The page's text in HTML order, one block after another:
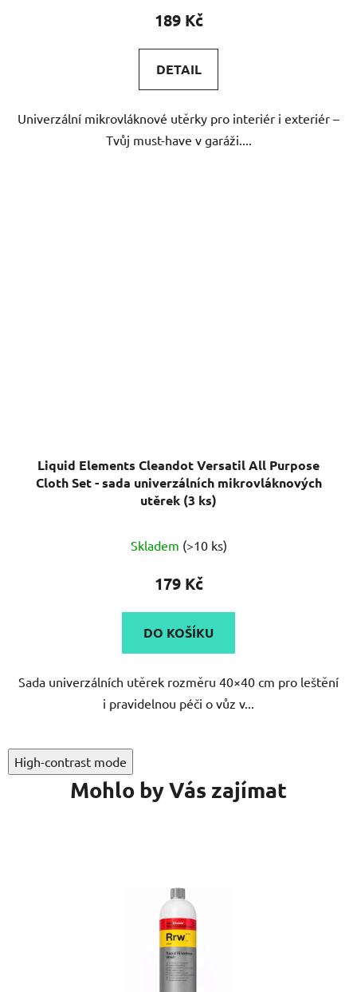
produktu
5,0
z
hvězdiček.
189 Kč
DETAIL
Univerzální mikrovláknové utěrky pro interiér i exteriér –
Tvůj must-have v garáži....
Liquid Elements Cleandot Versatil All Purpose
Cloth Set - sada univerzálních mikrovláknových
utěrek (3 ks)
Skladem (>10 ks)
179 Kč
DO KOŠÍKU
Sada univerzálních utěrek rozměru 40×40 cm pro leštění
i pravidelnou péči o vůz v...
High-contrast mode
Mohlo by Vás zajímat